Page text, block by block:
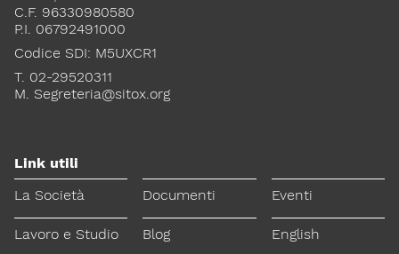
C.F. 96330980580
P.I. 06792491000
Codice SDI: M5UXCR1
T. 02-29520311
M. Segreteria@sitox.org
Link utili
La Società
Documenti Eventi
Lavoro e Studio Blog English
Lavoro e Studio
Cookie Policy Privacy Policy
accetta alcuna responsabilità riguardo a possibili errori,
dimenticanze o cattive interpretazioni presenti in queste pagine
o in quelle cui si fa riferimento.
Per maggiori informazioni e